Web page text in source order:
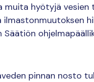
muita hyötyjä vesien
pinnan nosto